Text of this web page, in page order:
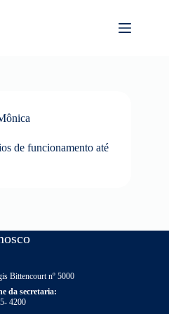
de funcionamento até
Bittencourt nº 5000
da secretaria:
4200